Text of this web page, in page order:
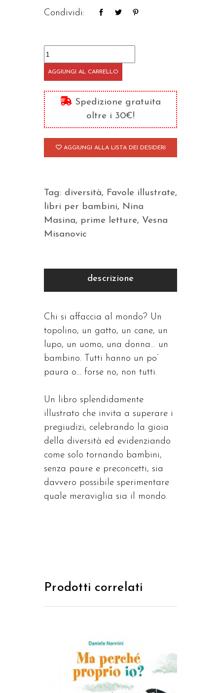
Condividi:
Che
mondo
meraviglioso!
quantità
AGGIUNGI AL CARRELLO
Spedizione gratuita
oltre i 30€!
AGGIUNGI ALLA LISTA DEI DESIDERI
Tag: diversità, Favole illustrate,
libri per bambini, Nina
Masina, prime letture, Vesna
Misanovic
descrizione
Chi si affaccia al mondo? Un
topolino, un gatto, un cane, un
lupo, un uomo, una donna… un
bambino. Tutti hanno un po’
paura o… forse no, non tutti.
Un libro splendidamente
illustrato che invita a superare i
pregiudizi, celebrando la gioia
della diversità ed evidenziando
come solo tornando bambini,
senza paure e preconcetti, sia
davvero possibile sperimentare
quale meraviglia sia il mondo.
Prodotti correlati